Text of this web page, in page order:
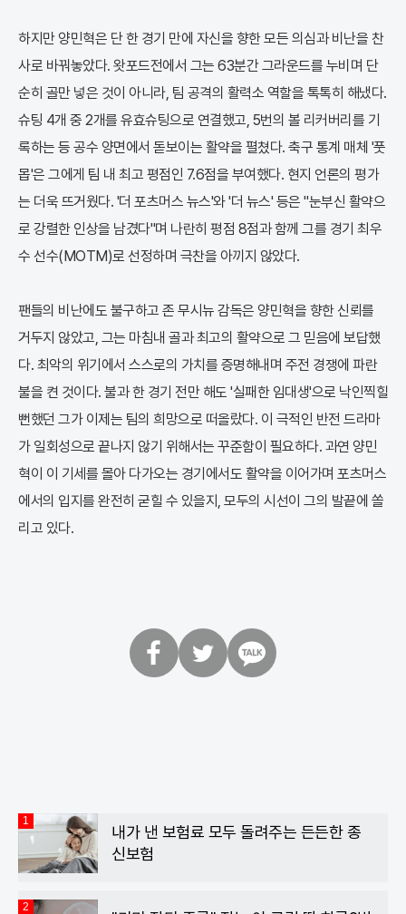
하지만 양민혁은 단 한 경기 만에 자신을 향한 모든 의심과 비난을 찬
사로 바꿔놓았다. 왓포드전에서 그는 63분간 그라운드를 누비며 단
순히 골만 넣은 것이 아니라, 팀 공격의 활력소 역할을 톡톡히 해냈다.
슈팅 4개 중 2개를 유효슈팅으로 연결했고, 5번의 볼 리커버리를 기
록하는 등 공수 양면에서 돋보이는 활약을 펼쳤다. 축구 통계 매체 '풋
몹'은 그에게 팀 내 최고 평점인 7.6점을 부여했다. 현지 언론의 평가
는 더욱 뜨거웠다. '더 포츠머스 뉴스'와 '더 뉴스' 등은 "눈부신 활약으
로 강렬한 인상을 남겼다"며 나란히 평점 8점과 함께 그를 경기 최우
수 선수(MOTM)로 선정하며 극찬을 아끼지 않았다.
팬들의 비난에도 불구하고 존 무시뉴 감독은 양민혁을 향한 신뢰를
거두지 않았고, 그는 마침내 골과 최고의 활약으로 그 믿음에 보답했
다. 최악의 위기에서 스스로의 가치를 증명해내며 주전 경쟁에 파란
불을 켠 것이다. 불과 한 경기 전만 해도 '실패한 임대생'으로 낙인찍힐
뻔했던 그가 이제는 팀의 희망으로 떠올랐다. 이 극적인 반전 드라마
가 일회성으로 끝나지 않기 위해서는 꾸준함이 필요하다. 과연 양민
혁이 이 기세를 몰아 다가오는 경기에서도 활약을 이어가며 포츠머스
에서의 입지를 완전히 굳힐 수 있을지, 모두의 시선이 그의 발끝에 쏠
리고 있다.
1
내가 낸 보험료 모두 돌려주는 든든한 종
신보험
2